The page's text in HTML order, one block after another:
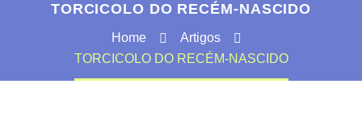
TORCICOLO DO RECÉM-NASCIDO
Home
Artigos
TORCICOLO DO RECÉM-NASCIDO